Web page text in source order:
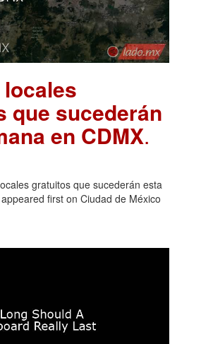
que sucederán
en CDMX.
gratuitos que sucederán esta
first on Ciudad de México